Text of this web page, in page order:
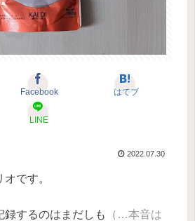
Facebook はてブ
LINE
2022.07.30
です。
録するのはまだしも
（…本音は